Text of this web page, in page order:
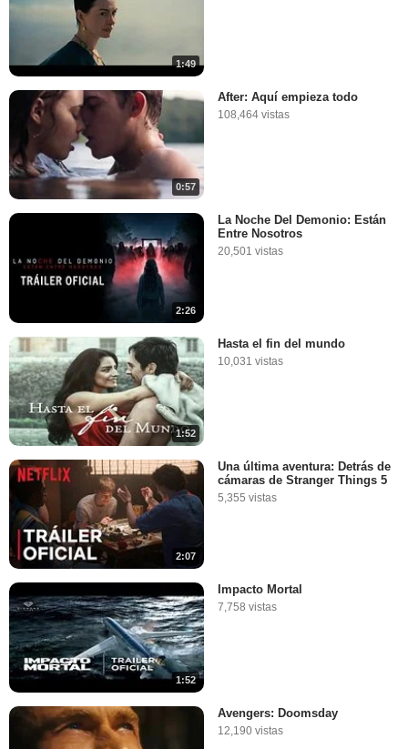
1:49
0:57
After: Aquí empieza todo
108,464 vistas
2:26
La Noche Del Demonio: Están
Entre Nosotros
20,501 vistas
1:52
Hasta el fin del mundo
10,031 vistas
2:07
Una última aventura: Detrás de
cámaras de Stranger Things 5
5,355 vistas
1:52
Impacto Mortal
7,758 vistas
Avengers: Doomsday
12,190 vistas